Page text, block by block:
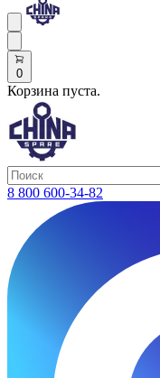
0
Корзина пуста.
8 800 600-34-82